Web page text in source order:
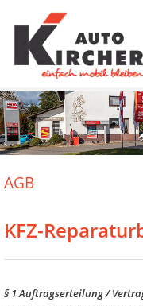
AGB
KFZ-
§ 1 Auftragserteilung /